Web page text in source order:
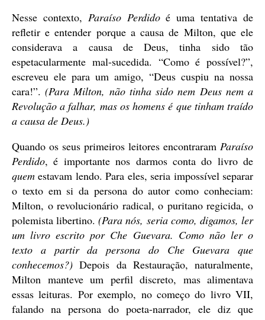
Nesse contexto, Paraíso Perdidoé uma tentativa de
refletir e entender porque a causa de Milton, que ele
considerava a causa de Deus, tinha sido tão
espetacularmente mal-sucedida. “Como é possível?”,
escreveu ele para um amigo, “Deus cuspiu na nossa
cara!”. (Para Milton, não tinha sido nem Deus nem a
Revolução a falhar, mas os homens é que tinham traído
a causa de Deus.)
Quando os seus primeiros leitores encontraram Paraíso
Perdido, é importante nos darmos conta do livro de
quem estavam lendo. Para eles, seria impossível separar
o texto em si da persona do autor como conheciam:
Milton, o revolucionário radical, o puritano regicida, o
polemista libertino.(Para nós, seria como, digamos, ler
um livro escrito por Che Guevara. Como não ler o
texto a partir da persona do Che Guevara que
conhecemos?)Depois da Restauração, naturalmente,
Milton manteve um perfil discreto, mas alimentava
essas leituras. Por exemplo, no começo do livro VII,
falando na persona do poeta-narrador, ele diz que